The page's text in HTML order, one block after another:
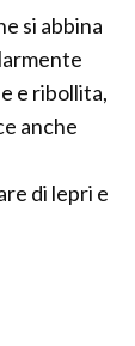
si abbina
e ribollita,
anche
di lepri e